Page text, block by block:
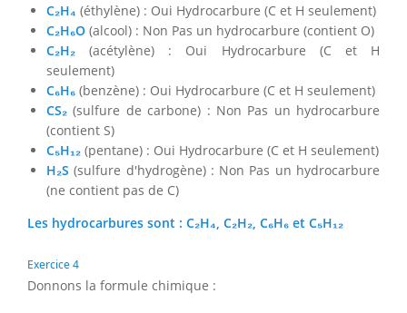
C₂H₄ (éthylène) : Oui Hydrocarbure (C et H seulement)
C₂H₆O (alcool) : Non Pas un hydrocarbure (contient O)
C₂H₂ (acétylène) : Oui Hydrocarbure (C et H
seulement)
C₆H₆ (benzène) : Oui Hydrocarbure (C et H seulement)
CS₂ (sulfure de carbone) : Non Pas un hydrocarbure
(contient S)
C₅H₁₂ (pentane) : Oui Hydrocarbure (C et H seulement)
H₂S (sulfure d'hydrogène) : Non Pas un hydrocarbure
(ne contient pas de C)
Les hydrocarbures sont : C₂H₄, C₂H₂, C₆H₆ et C₅H₁₂
Exercice 4
Donnons la formule chimique :